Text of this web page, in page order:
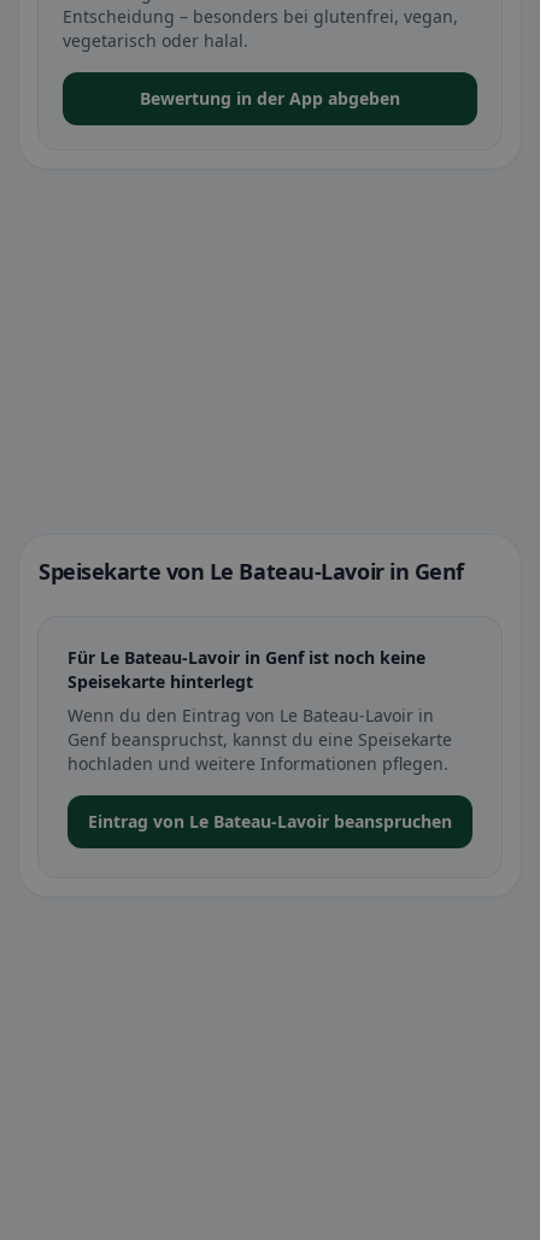
Entscheidung – besonders bei glutenfrei, vegan,
vegetarisch oder halal.
Bewertung in der App abgeben
Speisekarte von Le Bateau-Lavoir in Genf
Für Le Bateau-Lavoir in Genf ist noch keine
Speisekarte hinterlegt
Wenn du den Eintrag von Le Bateau-Lavoir in
Genf beanspruchst, kannst du eine Speisekarte
hochladen und weitere Informationen pflegen.
Eintrag von Le Bateau-Lavoir beanspruchen